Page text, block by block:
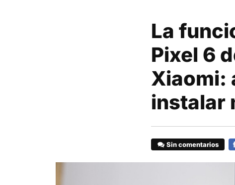
La
Pixel 6
Xiaomi:
instalar
Sin comentarios